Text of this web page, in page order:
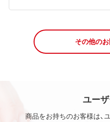
その他の
ユー
商品をお持ちのお客様は、